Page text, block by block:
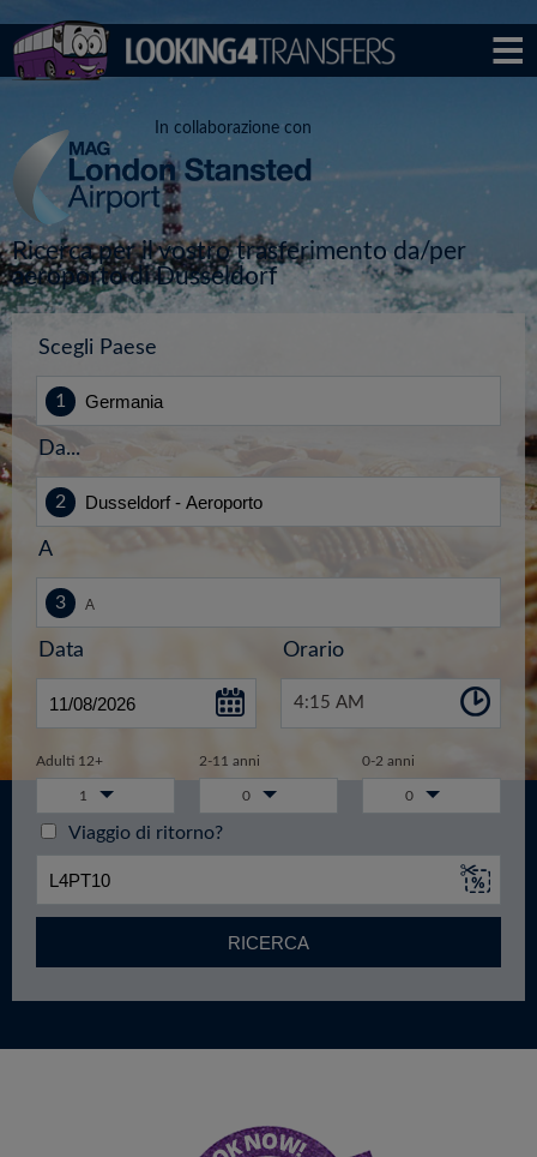
In collaborazione con
Ricerca per il vostro trasferimento da/per
aeroporto di Dusseldorf
Scegli Paese
Da...
A
Data Orario
4:15 AM
Adulti 12+ 2-11 anni 0-2 anni
1 0 0
Viaggio di ritorno?
RICERCA